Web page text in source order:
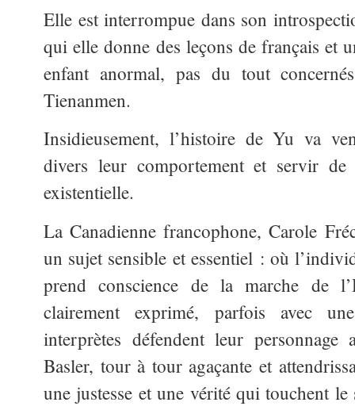
Elle est interrompue dans son
qui elle donne des leçons de français et
enfant anormal, pas du tout
Tienanmen.
Insidieusement, l’histoire de Yu va
divers leur comportement et servir de
existentielle.
La Canadienne francophone, Carole
un sujet sensible et essentiel : où
prend conscience de la marche de
clairement exprimé, parfois avec
interprètes défendent leur personnage
Basler, tour à tour agaçante et
une justesse et une vérité qui touchent